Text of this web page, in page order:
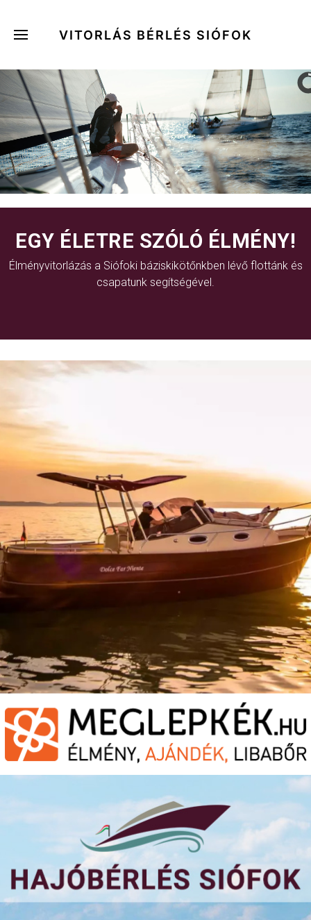
VITORLÁS BÉRLÉS SIÓFOK
EGY ÉLETRE SZÓLÓ ÉLMÉNY!
Élményvitorlázás a Siófoki báziskikötőnkben lévő flottánk és
csapatunk segítségével.